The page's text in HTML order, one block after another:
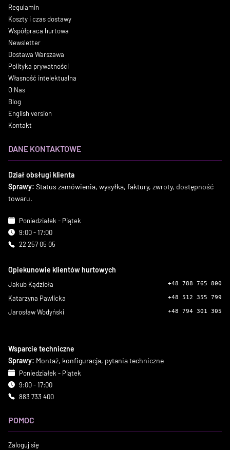
Regulamin
Koszty i czas dostawy
Współpraca hurtowa
Newsletter
Dostawa Warszawa
Polityka prywatności
Własność intelektualna
O Nas
Blog
English version
Kontakt
DANE KONTAKTOWE
Dział obsługi klienta
Sprawy: Status zamówienia, wysyłka, faktury, zwroty, dostępność
towaru.
Poniedziałek - Piątek
9:00 - 17:00
22 257 05 05
Opiekunowie klientów hurtowych
Jakub Kądzioła +48 788 765 800
Katarzyna Pawlicka +48 512 355 799
Jarosław Wodyński +48 794 301 305
Wsparcie techniczne
Sprawy: Montaż, konfiguracja, pytania techniczne
Poniedziałek - Piątek
9:00 - 17:00
883 733 400
POMOC
Zaloguj się